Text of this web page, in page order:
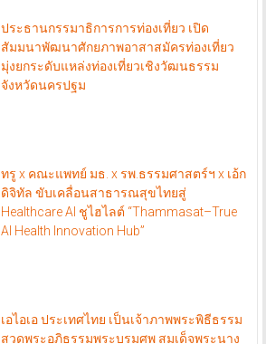
ประธานกรรมาธิการการท่องเที่ยว เปิด
สัมมนาพัฒนาศักยภาพอาสาสมัครท่องเที่ยว
มุ่งยกระดับแหล่งท่องเที่ยวเชิงวัฒนธรรม
จังหวัดนครปฐม
ทรู x คณะแพทย์ มธ. x รพ.ธรรมศาสตร์ฯ x เอ้ก
ดิจิทัล ขับเคลื่อนสาธารณสุขไทยสู่
Healthcare AI ชูไฮไลต์ “Thammasat–True
AI Health Innovation Hub”
เอไอเอ ประเทศไทย เป็นเจ้าภาพพระพิธีธรรม
สวดพระอภิธรรมพระบรมศพ สมเด็จพระนาง